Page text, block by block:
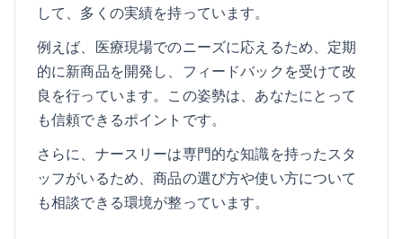
して、多くの実績を持っています。
例えば、医療現場でのニーズに応えるため、定期
的に新商品を開発し、フィードバックを受けて改
良を行っています。この姿勢は、あなたにとって
も信頼できるポイントです。
さらに、ナースリーは専門的な知識を持ったスタ
ッフがいるため、商品の選び方や使い方について
も相談できる環境が整っています。